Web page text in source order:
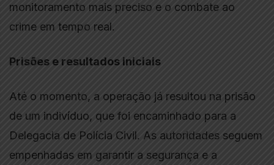
monitoramento mais preciso e o combate ao
crime em tempo real.
Prisões e resultados iniciais
Até o momento, a operação já resultou na prisão
de um indivíduo, que foi encaminhado para a
Delegacia de Polícia Civil. As autoridades seguem
empenhadas em garantir a segurança e a